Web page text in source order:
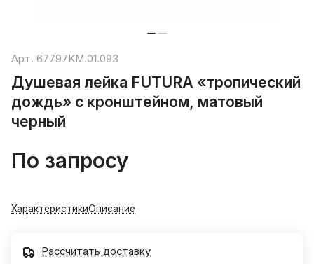
Арт. 67797KM.01.093
Душевая лейка FUTURA «тропический
дождь» с кронштейном, матовый
черный
По запросу
ХарактеристикиОписание
Рассчитать доставку